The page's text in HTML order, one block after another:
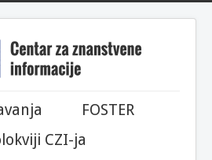
FOSTER
CZI-ja